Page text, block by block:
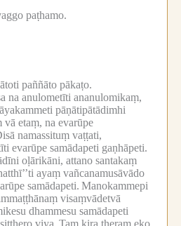
paṭhamo.
paññāto pākaṭo.
na anulometīti ananulomikaṃ,
pāṇātipātādimhi
vā etaṃ, na evarūpe
namassituṃ vaṭṭati,
evarūpe samādapeti gaṇhāpeti.
oḷārikāni, attano santakaṃ
ayaṃ vañcanamusāvādo
samādapeti. Manokammepi
visaṃvādetvā
dhammesu samādapeti
viya. Taṃ kira theraṃ eko